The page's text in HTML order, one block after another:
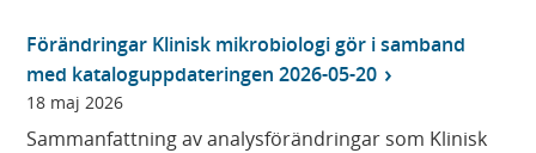
Förändringar Klinisk mikrobiologi gör i samband
med kataloguppdateringen 2026-05-20
18 maj 2026
Sammanfattning av analysförändringar som Klinisk